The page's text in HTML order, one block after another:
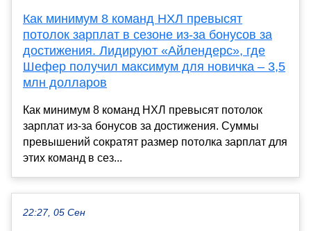
Как минимум 8 команд НХЛ превысят
потолок зарплат в сезоне из-за бонусов за
достижения. Лидируют «Айлендерс», где
Шефер получил максимум для новичка – 3,5
млн долларов
Как минимум 8 команд НХЛ превысят потолок
зарплат из-за бонусов за достижения. Суммы
превышений сократят размер потолка зарплат для
этих команд в сез...
22:27, 05 Сен